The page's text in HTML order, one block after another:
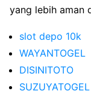
yang lebih aman
slot depo 10k
WAYANTOGEL
DISINITOTO
SUZUYATOGEL